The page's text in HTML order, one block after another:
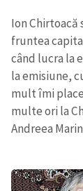
Ion Chirtoacă
fruntea
când lucra la
la emisiune,
mult îmi
multe ori la
Andreea